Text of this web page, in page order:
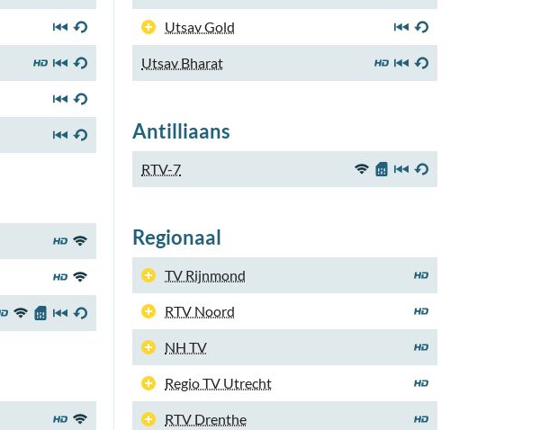
Utsav Gold
Utsav Bharat
Antilliaans
RTV-7
Regionaal
TV Rijnmond
RTV Noord
NH TV
Regio TV Utrecht
RTV Drenthe